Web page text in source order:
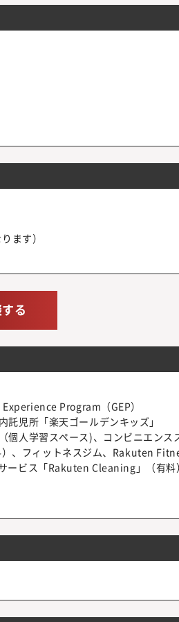
ます）
る
Program（GEP）
児所「楽天ゴールデンキッズ」
人学習スペース)、コンビニエンス
、フィットネスジム、Rakuten
ービス「Rakuten Cleaning」（有料